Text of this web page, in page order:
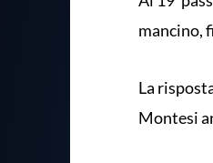
mancino,
La
Montesi